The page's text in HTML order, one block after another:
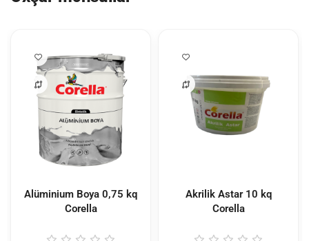
Alüminium Boya 0,75 kq
Corella
Akrilik Astar 10 kq
Corella